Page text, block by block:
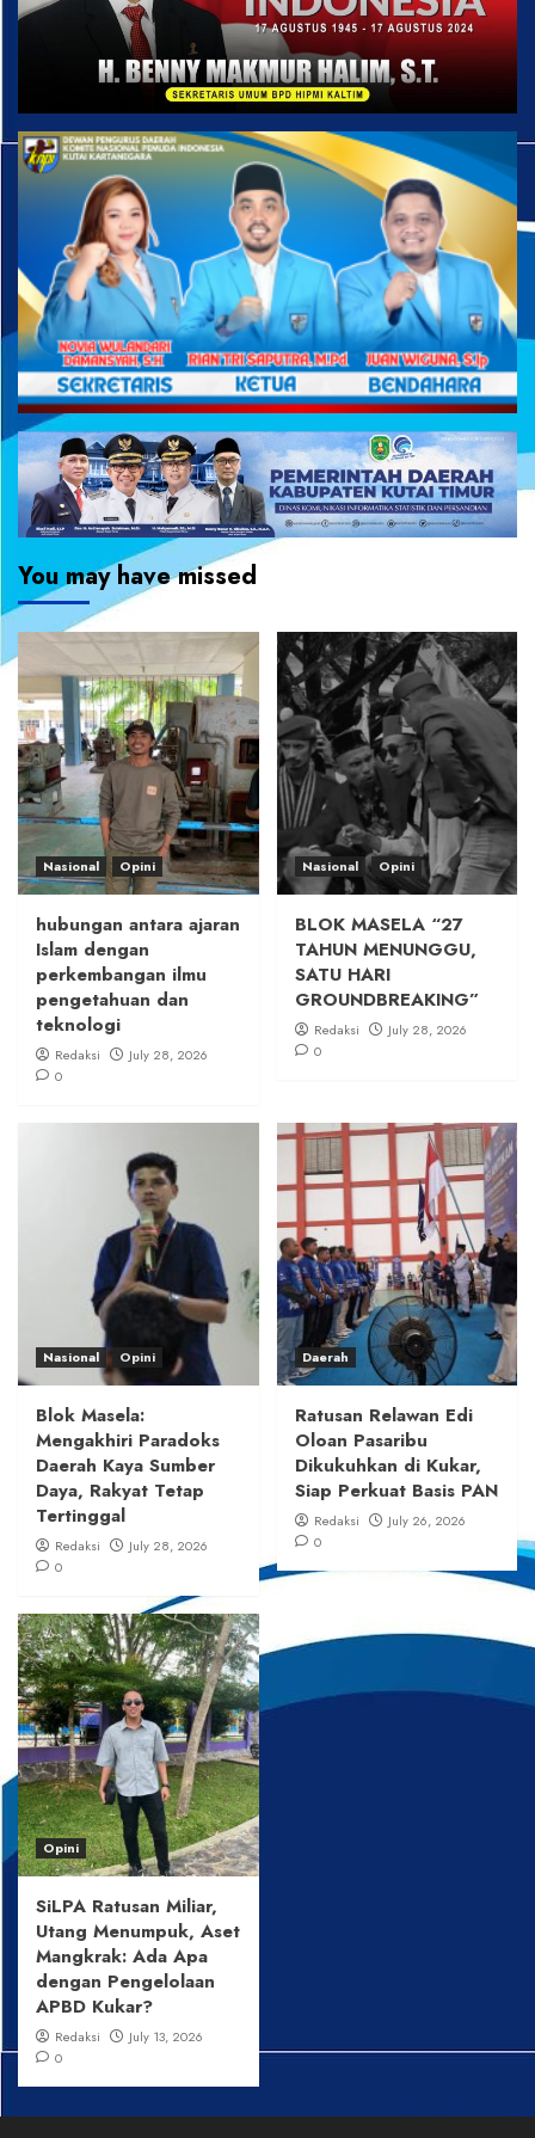
You may have missed
Nasional Opini
hubungan antara ajaran
Islam dengan
perkembangan ilmu
pengetahuan dan
teknologi
Redaksi
July 28, 2026
0
Nasional Opini
BLOK MASELA “27
TAHUN MENUNGGU,
SATU HARI
GROUNDBREAKING”
Redaksi
July 28, 2026
0
Nasional Opini
Blok Masela:
Mengakhiri Paradoks
Daerah Kaya Sumber
Daya, Rakyat Tetap
Tertinggal
Redaksi
July 28, 2026
0
Daerah
Ratusan Relawan Edi
Oloan Pasaribu
Dikukuhkan di Kukar,
Siap Perkuat Basis PAN
Redaksi
July 26, 2026
0
Opini
SiLPA Ratusan Miliar,
Utang Menumpuk, Aset
Mangkrak: Ada Apa
dengan Pengelolaan
APBD Kukar?
Redaksi
July 13, 2026
0